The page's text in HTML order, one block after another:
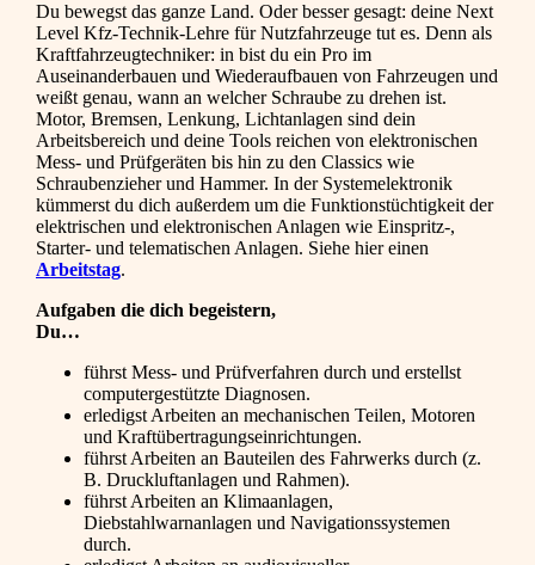
Du bewegst das ganze Land. Oder besser gesagt: deine Next
Level Kfz-Technik-Lehre für Nutzfahrzeuge tut es. Denn als
Kraftfahrzeugtechniker: in bist du ein Pro im
Auseinanderbauen und Wiederaufbauen von Fahrzeugen und
weißt genau, wann an welcher Schraube zu drehen ist.
Motor, Bremsen, Lenkung, Lichtanlagen sind dein
Arbeitsbereich und deine Tools reichen von elektronischen
Mess- und Prüfgeräten bis hin zu den Classics wie
Schraubenzieher und Hammer. In der Systemelektronik
kümmerst du dich außerdem um die Funktionstüchtigkeit der
elektrischen und elektronischen Anlagen wie Einspritz-,
Starter- und telematischen Anlagen. Siehe hier einen
Arbeitstag.
Aufgaben die dich begeistern,
Du…
führst Mess- und Prüfverfahren durch und erstellst
computergestützte Diagnosen.
erledigst Arbeiten an mechanischen Teilen, Motoren
und Kraftübertragungseinrichtungen.
führst Arbeiten an Bauteilen des Fahrwerks durch (z.
B. Druckluftanlagen und Rahmen).
führst Arbeiten an Klimaanlagen,
Diebstahlwarnanlagen und Navigationssystemen
durch.